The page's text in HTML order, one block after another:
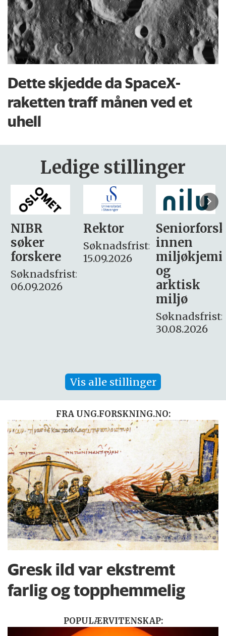
Dette skjedde da SpaceX-
raketten traff månen ved et
uhell
Ledige stillinger
Rektor
Søknadsfrist:
15.09.2026
Seniorforsker
innen
miljøkjemi
søker
– fast
Søknadsfrist:
16. august.
Vis alle stillinger
FRA UNG.FORSKNING.NO:
Gresk ild var ekstremt
farlig og topphemmelig
POPULÆRVITENSKAP: